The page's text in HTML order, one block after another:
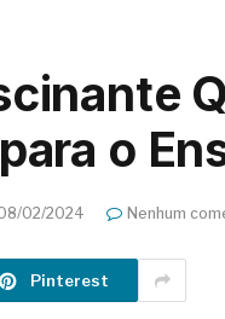
o
02/2024 Nenhum
Pinterest